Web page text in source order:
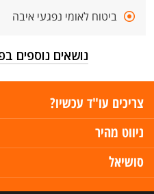
ביטוח לאומי נפגעי איבה
נושאים נוספים
צריכים עו"ד עכשיו?
ניווט מהיר
סושיאל